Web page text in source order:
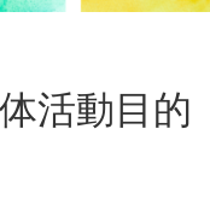
活動目的